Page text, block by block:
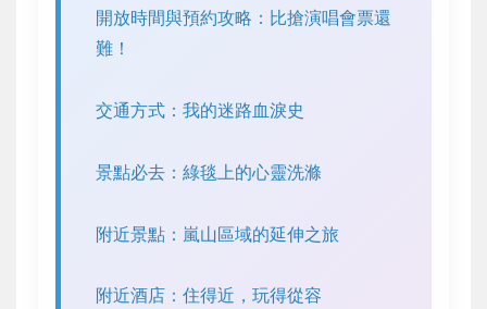
開放時間與預約攻略：比搶演唱會票還
難！
交通方式：我的迷路血淚史
景點必去：綠毯上的心靈洗滌
附近景點：嵐山區域的延伸之旅
附近酒店：住得近，玩得從容